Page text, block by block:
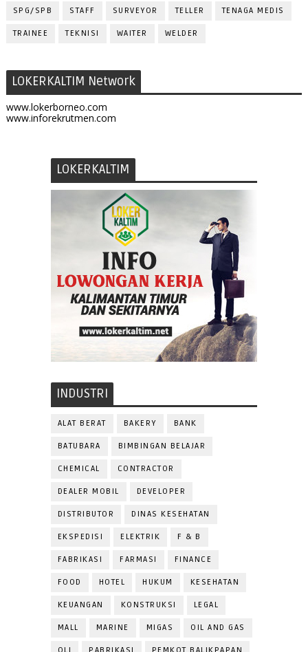
SPG/SPB STAFF SURVEYOR TELLER TENAGA MEDIS
TRAINEE TEKNISI WAITER WELDER
LOKERKALTIM Network
www.lokerborneo.com
www.inforekrutmen.com
LOKERKALTIM
INDUSTRI
ALAT BERAT BAKERY BANK
BATUBARA BIMBINGAN BELAJAR
CHEMICAL CONTRACTOR
DEALER MOBIL DEVELOPER
DISTRIBUTOR DINAS KESEHATAN
EKSPEDISI ELEKTRIK F & B
FABRIKASI FARMASI FINANCE
FOOD HOTEL HUKUM KESEHATAN
KEUANGAN KONSTRUKSI LEGAL
MALL MARINE MIGAS OIL AND GAS